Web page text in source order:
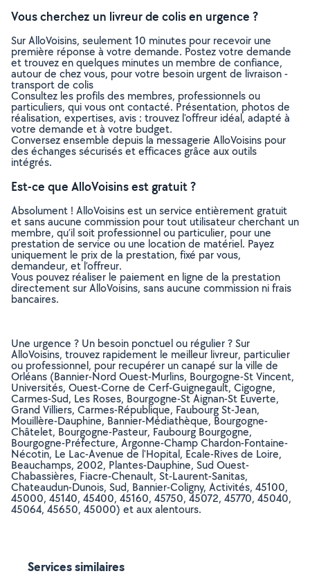
Vous cherchez un livreur de colis en urgence ?
Sur AlloVoisins, seulement 10 minutes pour recevoir une
première réponse à votre demande. Postez votre demande
et trouvez en quelques minutes un membre de confiance,
autour de chez vous, pour votre besoin urgent de livraison -
transport de colis
Consultez les profils des membres, professionnels ou
particuliers, qui vous ont contacté. Présentation, photos de
réalisation, expertises, avis : trouvez l'offreur idéal, adapté à
votre demande et à votre budget.
Conversez ensemble depuis la messagerie AlloVoisins pour
des échanges sécurisés et efficaces grâce aux outils
intégrés.
Est-ce que AlloVoisins est gratuit ?
Absolument ! AlloVoisins est un service entièrement gratuit
et sans aucune commission pour tout utilisateur cherchant un
membre, qu’il soit professionnel ou particulier, pour une
prestation de service ou une location de matériel. Payez
uniquement le prix de la prestation, fixé par vous,
demandeur, et l’offreur.
Vous pouvez réaliser le paiement en ligne de la prestation
directement sur AlloVoisins, sans aucune commission ni frais
bancaires.
Une urgence ? Un besoin ponctuel ou régulier ? Sur
AlloVoisins, trouvez rapidement le meilleur livreur, particulier
ou professionnel, pour recupérer un canapé sur la ville de
Orléans (Bannier-Nord Ouest-Murlins, Bourgogne-St Vincent,
Universités, Ouest-Corne de Cerf-Guignegault, Cigogne,
Carmes-Sud, Les Roses, Bourgogne-St Aignan-St Euverte,
Grand Villiers, Carmes-République, Faubourg St-Jean,
Mouillère-Dauphine, Bannier-Médiathèque, Bourgogne-
Châtelet, Bourgogne-Pasteur, Faubourg Bourgogne,
Bourgogne-Préfecture, Argonne-Champ Chardon-Fontaine-
Nécotin, Le Lac-Avenue de l'Hopital, Ecale-Rives de Loire,
Beauchamps, 2002, Plantes-Dauphine, Sud Ouest-
Chabassières, Fiacre-Chenault, St-Laurent-Sanitas,
Chateaudun-Dunois, Sud, Bannier-Coligny, Activités, 45100,
45000, 45140, 45400, 45160, 45750, 45072, 45770, 45040,
45064, 45650, 45000) et aux alentours.
Services similaires